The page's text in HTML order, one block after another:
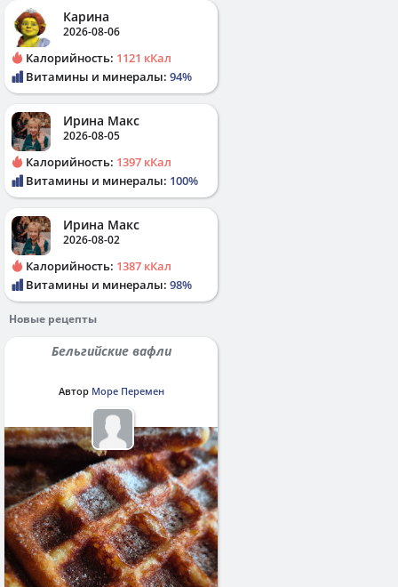
Карина
2026-08-06
Калорийность: 1121 кКал
Витамины и минералы: 94%
Ирина Макс
2026-08-05
Калорийность: 1397 кКал
Витамины и минералы: 100%
Ирина Макс
2026-08-02
Калорийность: 1387 кКал
Витамины и минералы: 98%
Новые рецепты
Бельгийские вафли
Автор Море Перемен